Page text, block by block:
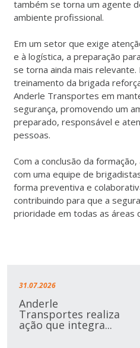
também se torna um agente
ambiente profissional.
Em um setor que exige
e à logística, a preparação
se torna ainda mais
treinamento da brigada
Anderle Transportes em
segurança, promovendo um
preparado, responsável e
pessoas.
Com a conclusão da
com uma equipe de
forma preventiva e
contribuindo para que a
prioridade em todas as áreas
31.07.2026
Anderle
Transportes realiza
ação que integra...